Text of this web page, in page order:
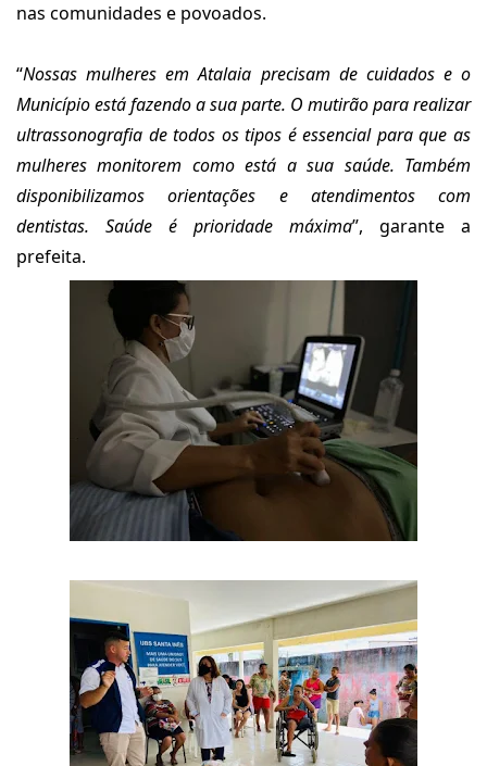
nas comunidades e povoados.
“Nossas mulheres em Atalaia precisam de cuidados e o
Município está fazendo a sua parte. O mutirão para realizar
ultrassonografia de todos os tipos é essencial para que as
mulheres monitorem como está a sua saúde. Também
disponibilizamos orientações e atendimentos com
dentistas. Saúde é prioridade máxima”, garante a
prefeita.